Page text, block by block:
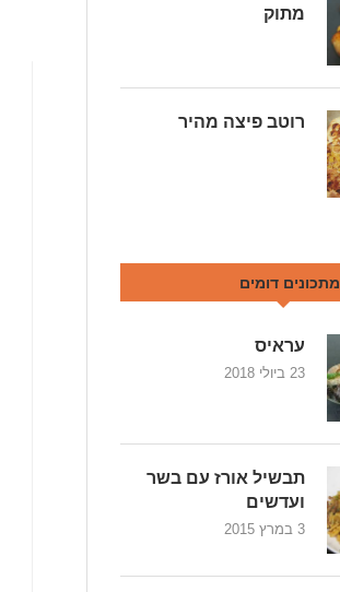
מתוק
רוטב פיצה מהיר
מתכונים דומים
עראיס
23 ביולי 2018
תבשיל אורז עם בשר
ועדשים
3 במרץ 2015